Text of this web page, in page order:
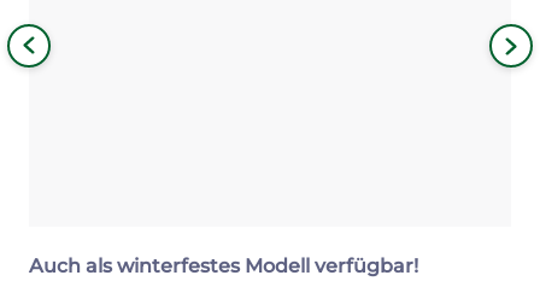
Auch als winterfestes Modell verfügbar!